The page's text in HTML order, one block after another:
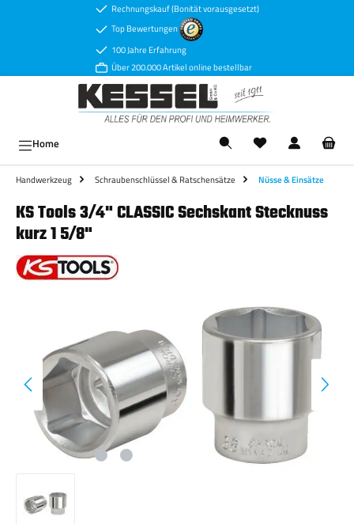
Zum Hauptinhalt springenRechnungskauf (Bonität vorausgesetzt)
Top Bewertungen
100 Jahre Erfahrung
Über 200.000 Artikel online bestellbar
Home
Handwerkzeug Schraubenschlüssel & Ratschensätze Nüsse & Einsätze
KS Tools 3/4" CLASSIC Sechskant Stecknuss
kurz 1 5/8"